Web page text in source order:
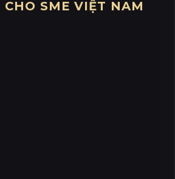
CHO SME VIỆT NAM